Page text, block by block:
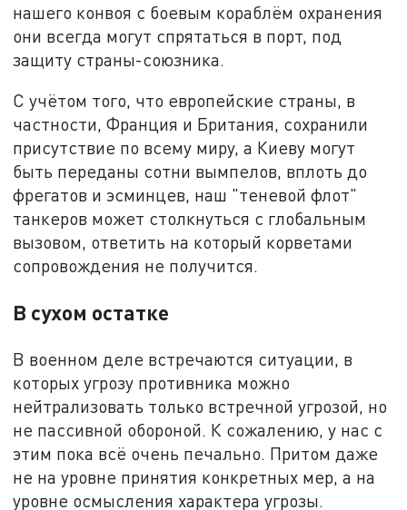
нашего конвоя с боевым кораблём охранения
они всегда могут спрятаться в порт, под
защиту страны-союзника.
С учётом того, что европейские страны, в
частности, Франция и Британия, сохранили
присутствие по всему миру, а Киеву могут
быть переданы сотни вымпелов, вплоть до
фрегатов и эсминцев, наш "теневой флот"
танкеров может столкнуться с глобальным
вызовом, ответить на который корветами
сопровождения не получится.
В сухом остатке
В военном деле встречаются ситуации, в
которых угрозу противника можно
нейтрализовать только встречной угрозой, но
не пассивной обороной. К сожалению, у нас с
этим пока всё очень печально. Притом даже
не на уровне принятия конкретных мер, а на
уровне осмысления характера угрозы.